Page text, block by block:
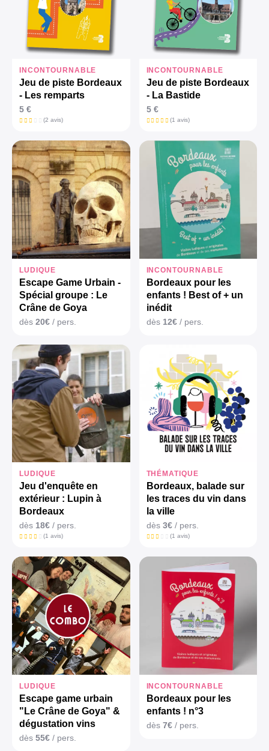
INCONTOURNABLE
Jeu de piste Bordeaux
- Les remparts
5 €
(2 avis)
INCONTOURNABLE
Jeu de piste Bordeaux
- La Bastide
5 €
(1 avis)
LUDIQUE
Escape Game Urbain -
Spécial groupe : Le
Crâne de Goya
dès 20€ / pers.
INCONTOURNABLE
Bordeaux pour les
enfants ! Best of + un
inédit
dès 12€/ pers.
LUDIQUE
Jeu d'enquête en
extérieur : Lupin à
Bordeaux
dès 18€ / pers.
(1 avis)
THÉMATIQUE
Bordeaux, balade sur
les traces du vin dans
la ville
dès 3€/ pers.
(1 avis)
LUDIQUE
Escape game urbain
"Le Crâne de Goya" &
dégustation vins
dès 55€ / pers.
INCONTOURNABLE
Bordeaux pour les
enfants ! n°3
dès 7€/ pers.